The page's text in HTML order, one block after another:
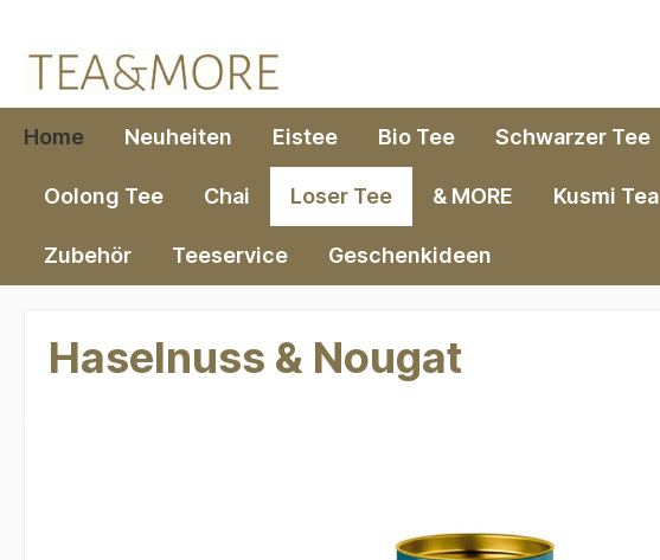
Home Neuheiten Eistee Bio Tee Schwarzer Tee
Oolong Tee Chai Loser Tee & MORE Kusmi Tea
Zubehör Teeservice Geschenkideen
Haselnuss & Nougat